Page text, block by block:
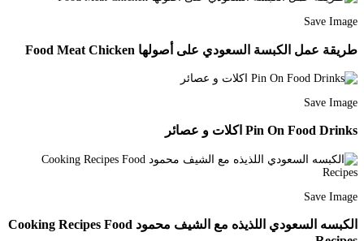
Save Image
طريقة عمل الكبسة السعودي على أصولها Food Meat Chicken
Save Image
Pin On Food Drinks اكلات و عصائر
Save Image
الكبسه السعودي اللذيذه مع الشيف محمود Cooking Recipes Food